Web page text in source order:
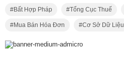
Bất Hợp Pháp Tổng Cục Thuế
Mua Bán Hóa Đơn Cơ Sở Dữ Liệu